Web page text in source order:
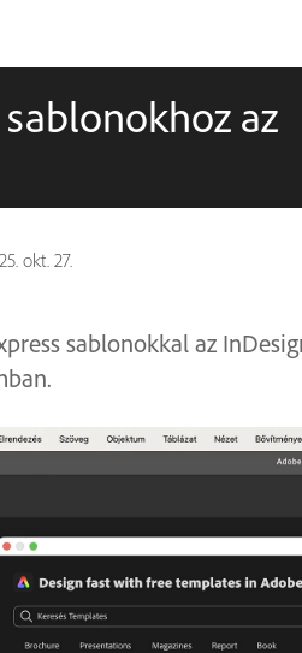
az
okt. 27.
sablonokkal az